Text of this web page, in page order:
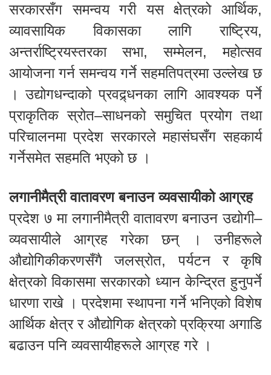
सरकारसँग समन्वय गरी यस क्षेत्रको आर्थिक,
व्यावसायिक विकासका लागि राष्ट्रिय,
अन्तर्राष्ट्रियस्तरका सभा, सम्मेलन, महोत्सव
आयोजना गर्न समन्वय गर्ने सहमतिपत्रमा उल्लेख छ
। उद्योगधन्दाको प्रवद्र्धनका लागि आवश्यक पर्ने
प्राकृतिक स्रोत–साधनको समुचित प्रयोग तथा
परिचालनमा प्रदेश सरकारले महासंघसँग सहकार्य
गर्नेसमेत सहमति भएको छ ।
लगानीमैत्री वातावरण बनाउन व्यवसायीको आग्रह
प्रदेश ७ मा लगानीमैत्री वातावरण बनाउन उद्योगी–
व्यवसायीले आग्रह गरेका छन् । उनीहरूले
औद्योगिकीकरणसँगै जलस्रोत, पर्यटन र कृषि
क्षेत्रको विकासमा सरकारको ध्यान केन्द्रित हुनुपर्ने
धारणा राखे । प्रदेशमा स्थापना गर्ने भनिएको विशेष
आर्थिक क्षेत्र र औद्योगिक क्षेत्रको प्रक्रिया अगाडि
बढाउन पनि व्यवसायीहरूले आग्रह गरे ।